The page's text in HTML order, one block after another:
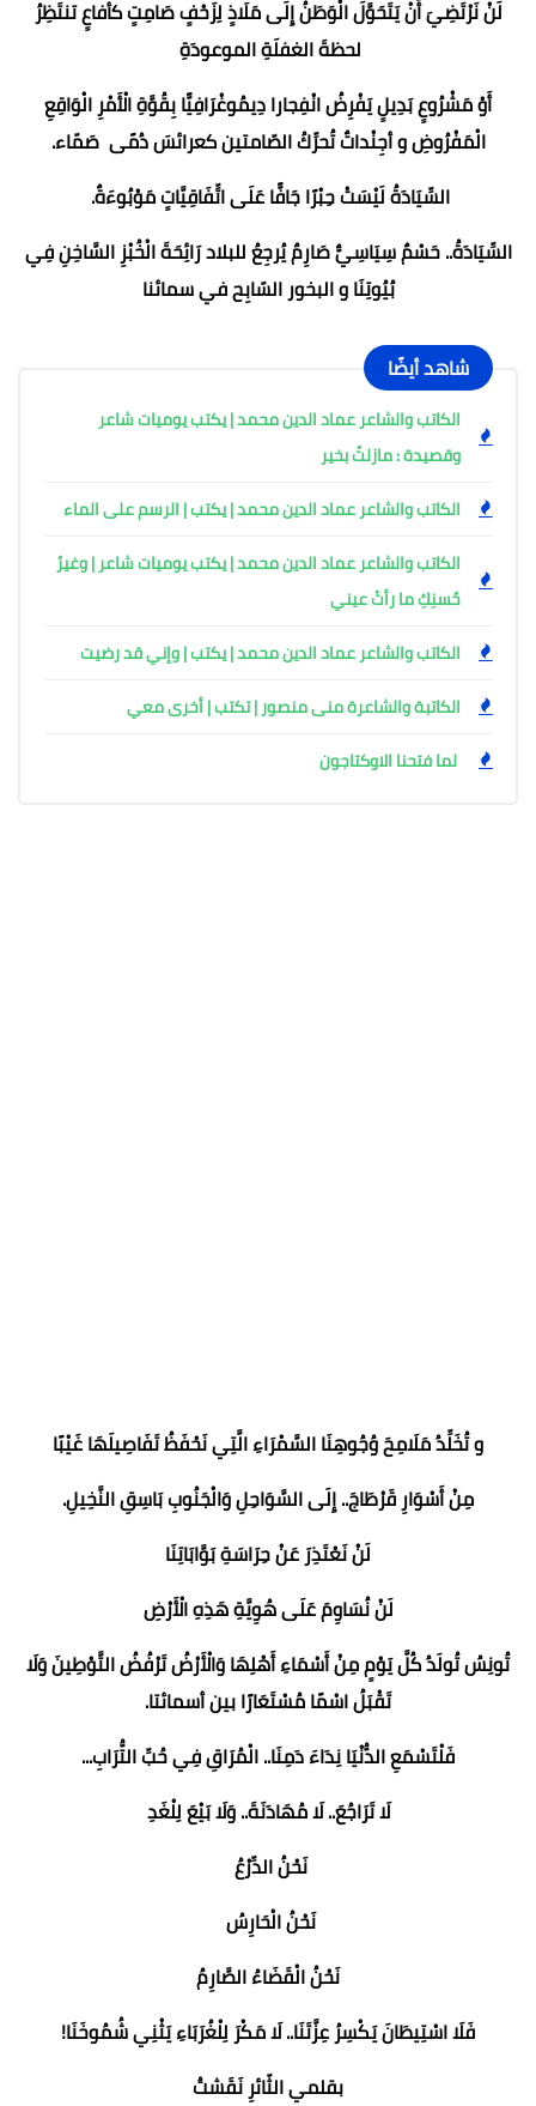
لَنْ نَرْتَضِيَ أَنْ يَتَحَوَّلَ الْوَطَنُ إِلَى مَلَاذٍ لِزَحْفٍ صَامِتٍ كأفاعٍ تنتَظِرُ
لحظةَ الغفلَةِ الموعودَةِ
أَوْ مَشْرُوعٍ بَدِيلٍ يَفْرِضُ انْفِجارا دِيمُوغْرَافِيًّا بِقُوَّةِ الْأَمْرِ الْوَاقِعِ
الْمَفْرُوضِ و أجِنْداتٌ تُحرِّكُ الصّامتين كعرائسَ دُمًى صَمّاء.
السِّيَادَةُ لَيْسَتْ حِبْرًا جَافًّا عَلَى اتِّفَاقِيَّاتٍ مَوْبُوءَةٌ.
السِّيَادَةُ.. حَسْمٌ سِيَاسِيٌّ صَارِمٌ يُرجِعُ للبلاد رَائِحَةَ الْخُبْزِ السَّاخِنِ فِي
بُيُوتِنَا و البخور السّابِح في سمائنا
شاهد أيضًا
الكاتب والشاعر عماد الدين محمد | يكتب يوميات شاعر
وقصيدة : مازلتُ بخير
الكاتب والشاعر عماد الدين محمد | يكتب | الرسم على الماء
الكاتب والشاعر عماد الدين محمد | يكتب يوميات شاعر | وغيرُ
حُسنِكِ ما رأتْ عيني
الكاتب والشاعر عماد الدين محمد | يكتب | وإني قد رضيت
الكاتبة والشاعرة منى منصور | تكتب | أخرى معي
لما فتحنا الاوكتاجون
و تُخَلِّدُ مَلَامِحَ وُجُوهِنَا السَّمْرَاءِ الَّتِي نَحْفَظُ تَفَاصِيلَهَا غَيْبًا
مِنْ أَسْوَارِ قَرْطَاجَ.. إِلَى السَّوَاحِلِ وَالْجَنُوبِ بَاسِقِ النَّخِيلِ.
لَنْ نَعْتَذِرَ عَنْ حِرَاسَةِ بَوَّابَاتِنَا
لَنْ نُسَاوِمَ عَلَى هُوِيَّةِ هَذِهِ الْأَرْضِ
تُونِسُ تُولَدُ كُلَّ يَوْمٍ مِنْ أَسْمَاءِ أَهْلِهَا وَالْأَرْضُ تَرْفُضُ التَّوْطِينَ وَلَا
تَقْبَلُ اسْمًا مُسْتَعَارًا بين أسمائتا.
فَلْتَسْمَعِ الدُّنْيَا نِدَاءَ دَمِنَا.. الْمُرَاقِ فِي حُبِّ التُّرَابِ...
لَا تَرَاجُعَ.. لَا مُهَادَنَةَ.. وَلَا بَيْعَ لِلْغَدِ
نَحْنُ الدِّرْعُ
نَحْنُ الْحَارِسُ
نَحْنُ الْقَضَاءُ الصَّارِمُ
فَلَا اسْتِيطَانَ يَكْسِرُ عِزَّتَنَا.. لَا مَكْرَ لِلْغُرَبَاءِ يَثْنِي شُمُوخَنَا!
بقلمي الثّائرِ نَقَشتُ